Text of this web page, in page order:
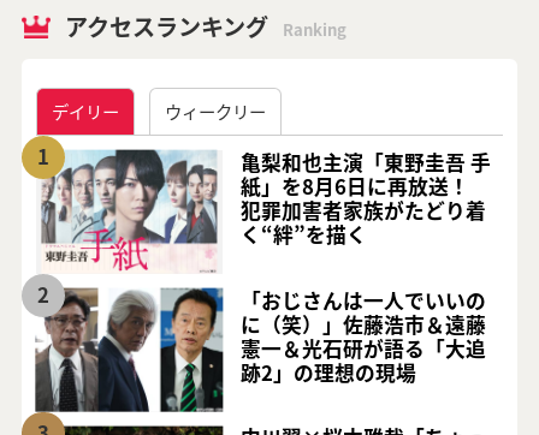
アクセスランキング Ranking
デイリー ウィークリー
1
亀梨和也主演「東野圭吾 手
紙」を8月6日に再放送！
犯罪加害者家族がたどり着
く“絆”を描く
2
「おじさんは一人でいいの
に（笑）」佐藤浩市＆遠藤
憲一＆光石研が語る「大追
跡2」の理想の現場